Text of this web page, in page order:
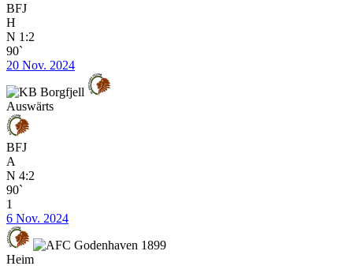
BFJ
H
N 1:2
90`
20 Nov. 2024
Auswärts
BFJ
A
N 4:2
90`
1
6 Nov. 2024
Heim